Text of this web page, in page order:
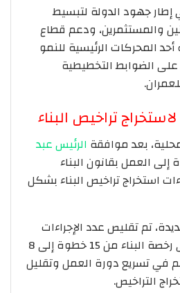
جهود الدولة لتبسيط
والمستثمرين، ودعم قطاع
أحد المحركات الرئيسية للنمو
الضوابط التخطيطية
تراخيص البناء
بعد موافقة الرئيس عبد
إلى العمل بقانون البناء
استخراج تراخيص البناء بشكل
تم تقليص عدد الإجراءات
المطلوبة للحصول على رخصة البناء من 15 خطوة إلى 8
تسريع دورة العمل وتقليل
التراخيص.